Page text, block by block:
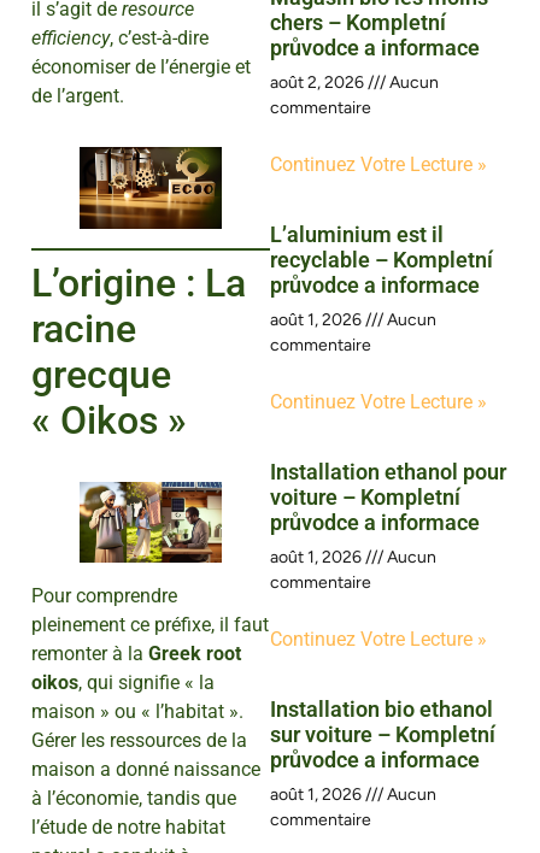
il s’agit de resource
efficiency, c’est-à-dire
économiser de l’énergie et
de l’argent.
L’origine : La
racine
grecque
« Oikos »
Pour comprendre
pleinement ce préfixe, il faut
remonter à la Greek root
oikos, qui signifie « la
maison » ou « l’habitat ».
Gérer les ressources de la
maison a donné naissance
à l’économie, tandis que
l’étude de notre habitat
chers – Kompletní
průvodce a informace
août 2, 2026
Aucun
commentaire
Continuez Votre Lecture »
L’aluminium est il
recyclable – Kompletní
průvodce a informace
août 1, 2026
Aucun
commentaire
Continuez Votre Lecture »
Installation ethanol pour
voiture – Kompletní
průvodce a informace
août 1, 2026
Aucun
commentaire
Continuez Votre Lecture »
Installation bio ethanol
sur voiture – Kompletní
průvodce a informace
août 1, 2026
Aucun
commentaire